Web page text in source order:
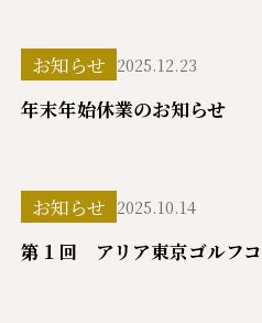
お知らせ 2025.12.23
年末年始休業のお知らせ
お知らせ 2025.10.14
第１回 アリア東京ゴルフ